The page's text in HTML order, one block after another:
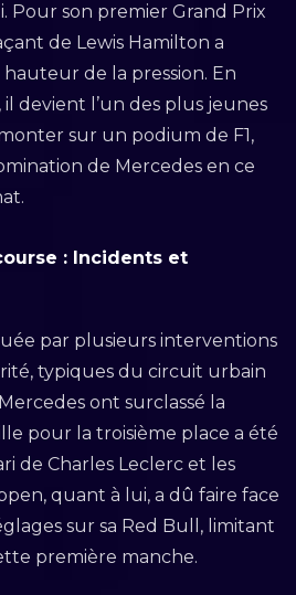
Pour son premier Grand Prix
de Lewis Hamilton a
de la pression. En
devient l’un des plus jeunes
sur un podium de F1,
de Mercedes en ce
: Incidents et
par plusieurs interventions
typiques du circuit urbain
ont surclassé la
pour la troisième place a été
de Charles Leclerc et les
quant à lui, a dû faire face
sur sa Red Bull, limitant
première manche.